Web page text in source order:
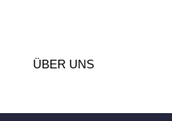
ÜBER UNS